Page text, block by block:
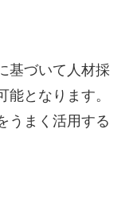
基づいて人材採
となります。
うまく活用する